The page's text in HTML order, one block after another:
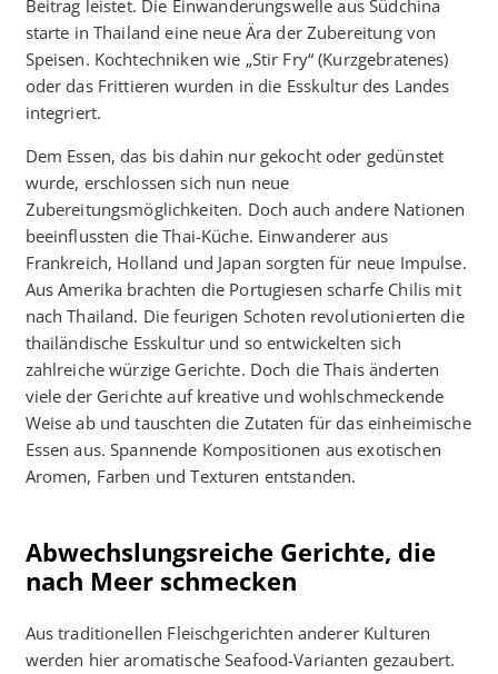
Beitrag leistet. Die Einwanderungswelle aus Südchina
starte in Thailand eine neue Ära der Zubereitung von
Speisen. Kochtechniken wie „Stir Fry“ (Kurzgebratenes)
oder das Frittieren wurden in die Esskultur des Landes
integriert.
Dem Essen, das bis dahin nur gekocht oder gedünstet
wurde, erschlossen sich nun neue
Zubereitungsmöglichkeiten. Doch auch andere Nationen
beeinflussten die Thai-Küche. Einwanderer aus
Frankreich, Holland und Japan sorgten für neue Impulse.
Aus Amerika brachten die Portugiesen scharfe Chilis mit
nach Thailand. Die feurigen Schoten revolutionierten die
thailändische Esskultur und so entwickelten sich
zahlreiche würzige Gerichte. Doch die Thais änderten
viele der Gerichte auf kreative und wohlschmeckende
Weise ab und tauschten die Zutaten für das einheimische
Essen aus. Spannende Kompositionen aus exotischen
Aromen, Farben und Texturen entstanden.
Abwechslungsreiche Gerichte, die
nach Meer schmecken
Aus traditionellen Fleischgerichten anderer Kulturen
werden hier aromatische Seafood-Varianten gezaubert.